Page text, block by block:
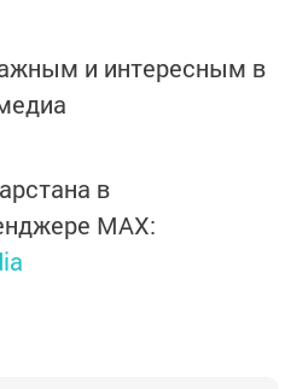
и интересным в
в
MАХ: